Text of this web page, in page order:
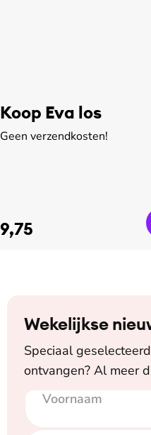
Koop Eva los
Geen verzendkosten!
9,75
Wekelijkse
Speciaal
ontvangen? Al meer
Voornaam
E-mailadres